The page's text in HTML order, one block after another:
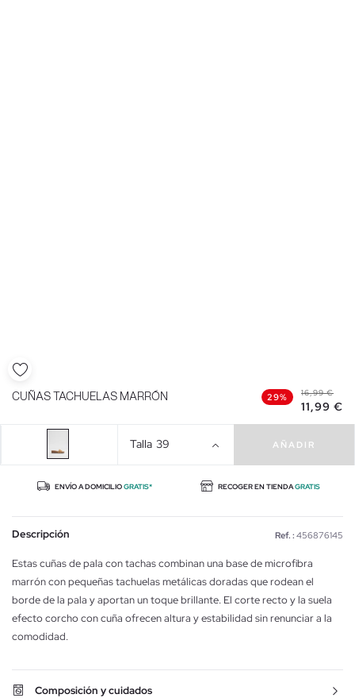
CUÑAS TACHUELAS MARRÓN 29% 16,99 €
11,99 €
Talla 39 AÑADIR
ENVÍO A DOMICILIOGRATIS* RECOGER EN TIENDAGRATIS
Descripción Ref. : 456876145
Estas cuñas de pala con tachas combinan una base de microfibra
marrón con pequeñas tachuelas metálicas doradas que rodean el
borde de la pala y aportan un toque brillante. El corte recto y la suela
efecto corcho con cuña ofrecen altura y estabilidad sin renunciar a la
comodidad.
Composición y cuidados